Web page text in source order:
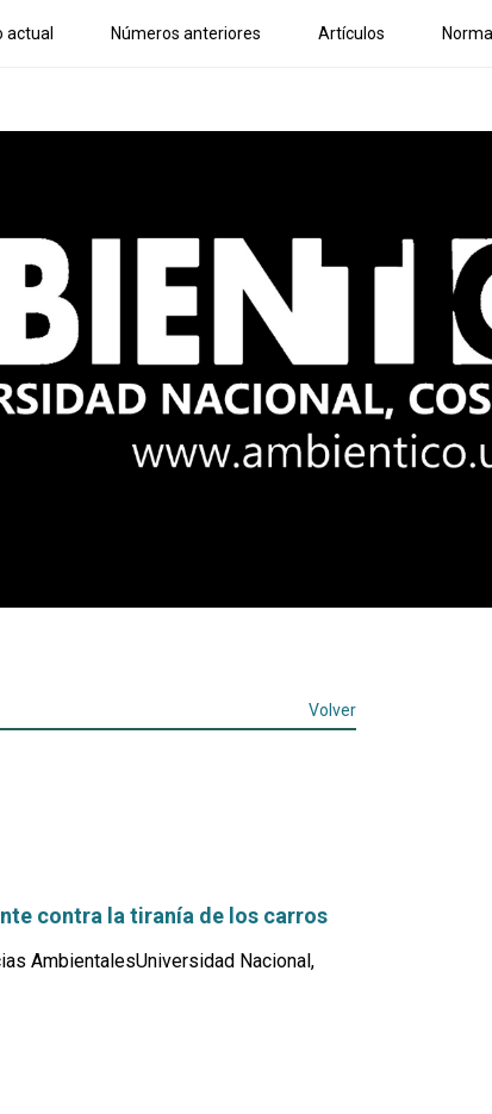
actual Números anteriores Artículos
Volver
contra la tiranía de los carros
AmbientalesUniversidad Nacional,